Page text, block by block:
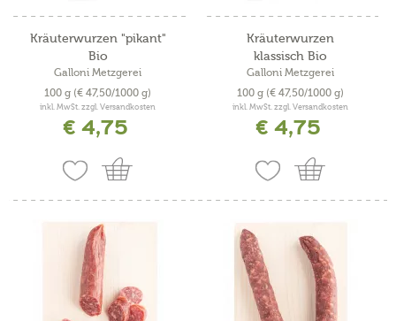
Kräuterwurzen "pikant"
Bio
Galloni Metzgerei
100 g (€ 47,50/1000 g)
inkl. MwSt. zzgl. Versandkosten
€ 4,75
Kräuterwurzen
klassisch Bio
Galloni Metzgerei
100 g (€ 47,50/1000 g)
inkl. MwSt. zzgl. Versandkosten
€ 4,75